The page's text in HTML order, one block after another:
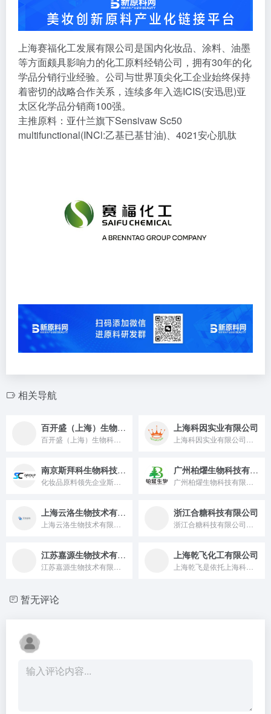
上海赛福化工发展有限公司是国内化妆品、涂料、油墨
等方面颇具影响力的化工原料经销公司，拥有30年的化
学品分销行业经验。公司与世界顶尖化工企业始终保持
着密切的战略合作关系，连续多年入选ICIS(安迅思)亚
太区化学品分销商100强。
主推原料：亚什兰旗下Sensivaw Sc50
multifunctional(INCl:乙基已基甘油)、4021安心肌肽
相关导航
百开盛（上海）生物科技有限公司 上海科因实业有限公司
南京斯拜科生物科技股份有限公司 广州柏燿生物科技有限公司
上海云洛生物技术有限公司 浙江合糖科技有限公司
江苏嘉源生物技术有限公司 上海乾飞化工有限公司
暂无评论